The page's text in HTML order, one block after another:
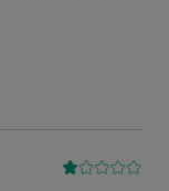
byl odstraněn